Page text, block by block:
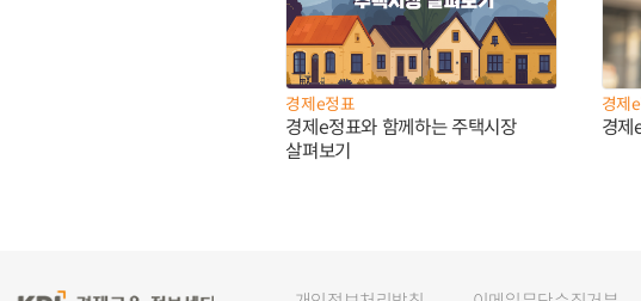
경제e정표
경제e정표와 함께하는 주택시장
살펴보기
경제
경제